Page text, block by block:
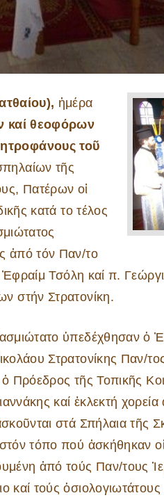
ἡμέρα
καί θεοφόρων
τοῦ
τῆς
Πατέρων οἱ
κατά το τέλος
ἀπό τόν Παν/το
Τσόλη καί π.
στήν Στρατονίκη.
ὑπεδέχθησαν ὁ
Στρατονίκης Παν/
Πρόεδρος τῆς Τοπικῆς
καί ἐκλεκτή χορεία
στά Σπήλαια τῆς
τόπο πού ἀσκήθηκαν οἱ
ἀπό τούς Παν/τους
καί τούς